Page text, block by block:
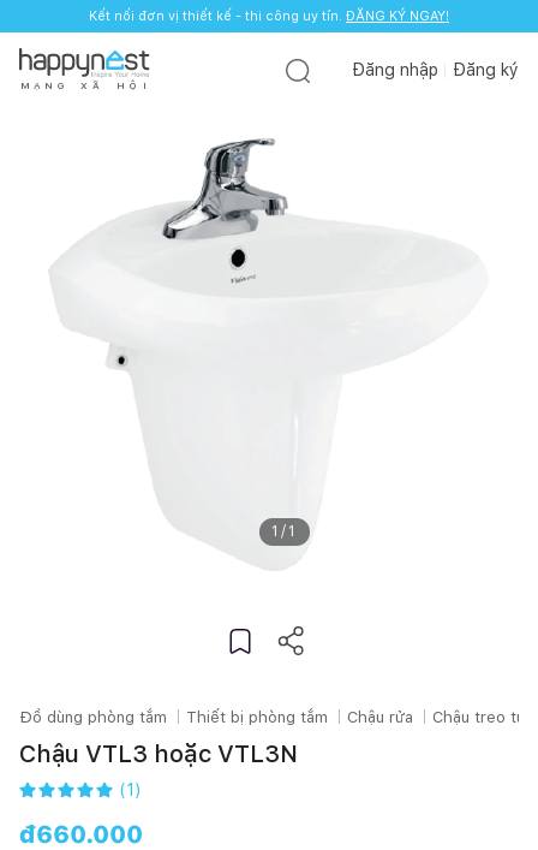
Kết nối đơn vị thiết kế - thi công uy tín. ĐĂNG KÝ NGAY!
M Ạ N G X Ã H Ộ I
Đăng nhập Đăng ký
1 / 1
Đồ dùng phòng tắm Thiết bị phòng tắm Chậu rửa Chậu treo
Chậu VTL3 hoặc VTL3N
(1 )
đ660.000